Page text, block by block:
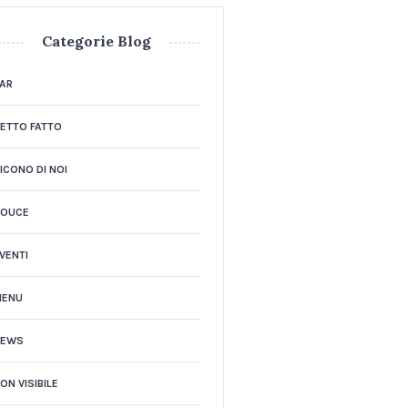
Categorie Blog
FATTO
DI NOI
VISIBILE